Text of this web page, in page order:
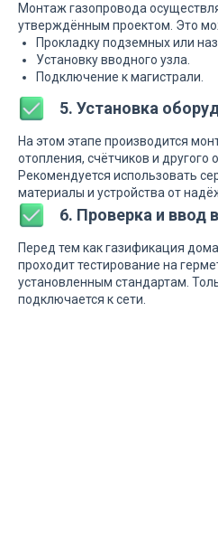
Монтаж газопровода
утверждённым проектом. Это
Прокладку подземных или
Установку вводного узла.
Подключение к магистрали.
5. Установка
На этом этапе производится
отопления, счётчиков и другого
Рекомендуется использовать
материалы и устройства от
6. Проверка и ввод
Перед тем как газификация
проходит тестирование на
установленным стандартам.
подключается к сети.